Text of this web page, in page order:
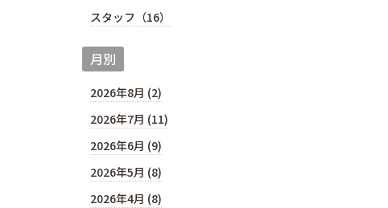
スタッフ（16）
月別
2026年8月 (2)
2026年7月 (11)
2026年6月 (9)
2026年5月 (8)
2026年4月 (8)